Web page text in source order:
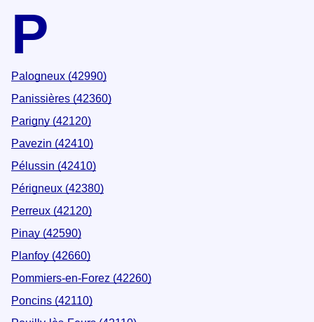
P
Palogneux (42990)
Panissières (42360)
Parigny (42120)
Pavezin (42410)
Pélussin (42410)
Périgneux (42380)
Perreux (42120)
Pinay (42590)
Planfoy (42660)
Pommiers-en-Forez (42260)
Poncins (42110)